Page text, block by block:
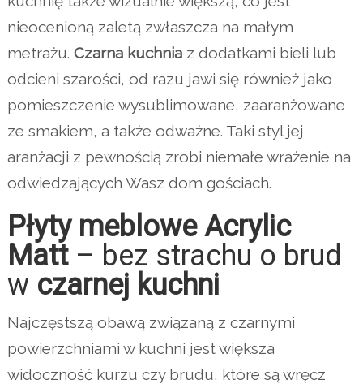
nieocenioną zaletą zwłaszcza na małym
metrażu. Czarna kuchniaz dodatkami bieli lub
odcieni szarości, od razu jawi się również jako
pomieszczenie wysublimowane, zaaranżowane
ze smakiem, a także odważne. Taki styl jej
aranżacji z pewnością zrobi niemałe wrażenie na
odwiedzających Wasz dom gościach.
Płyty meblowe Acrylic
Matt– bez strachu o brud
w czarnej kuchni
Najczęstszą obawą związaną z czarnymi
powierzchniami w kuchni jest większa
widoczność kurzu czy brudu, które są wręcz